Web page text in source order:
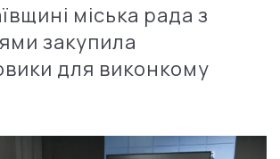
міська рада з
закупила
для виконкому